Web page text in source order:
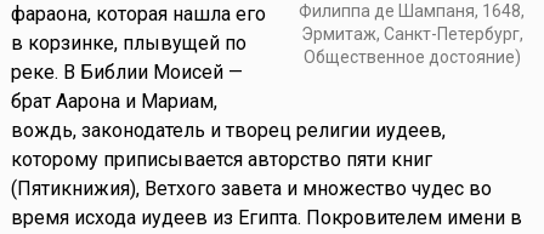
Филиппа де Шампаня, 1648,
Эрмитаж, Санкт-Петербург,
Общественное достояние)
фараона, которая нашла его
в корзинке, плывущей по
реке. В Библии Моисей —
брат Аарона и Мариам,
вождь, законодатель и творец религии иудеев,
которому приписывается авторство пяти книг
(Пятикнижия), Ветхого завета и множество чудес во
время исхода иудеев из Египта. Покровителем имени в